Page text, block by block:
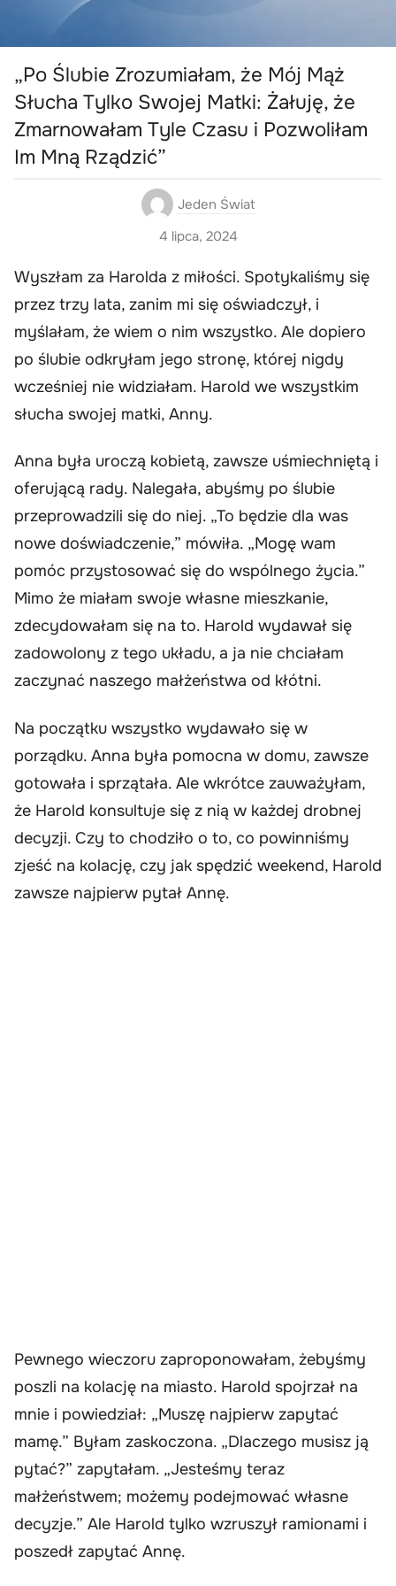
„Po Ślubie Zrozumiałam, że Mój Mąż
Słucha Tylko Swojej Matki: Żałuję, że
Zmarnowałam Tyle Czasu i Pozwoliłam
Im Mną Rządzić”
Jeden Świat
4 lipca, 2024
Wyszłam za Harolda z miłości. Spotykaliśmy się
przez trzy lata, zanim mi się oświadczył, i
myślałam, że wiem o nim wszystko. Ale dopiero
po ślubie odkryłam jego stronę, której nigdy
wcześniej nie widziałam. Harold we wszystkim
słucha swojej matki, Anny.
Anna była uroczą kobietą, zawsze uśmiechniętą i
oferującą rady. Nalegała, abyśmy po ślubie
przeprowadzili się do niej. „To będzie dla was
nowe doświadczenie,” mówiła. „Mogę wam
pomóc przystosować się do wspólnego życia.”
Mimo że miałam swoje własne mieszkanie,
zdecydowałam się na to. Harold wydawał się
zadowolony z tego układu, a ja nie chciałam
zaczynać naszego małżeństwa od kłótni.
Na początku wszystko wydawało się w
porządku. Anna była pomocna w domu, zawsze
gotowała i sprzątała. Ale wkrótce zauważyłam,
że Harold konsultuje się z nią w każdej drobnej
decyzji. Czy to chodziło o to, co powinniśmy
zjeść na kolację, czy jak spędzić weekend, Harold
zawsze najpierw pytał Annę.
Pewnego wieczoru zaproponowałam, żebyśmy
poszli na kolację na miasto. Harold spojrzał na
mnie i powiedział: „Muszę najpierw zapytać
mamę.” Byłam zaskoczona. „Dlaczego musisz ją
pytać?” zapytałam. „Jesteśmy teraz
małżeństwem; możemy podejmować własne
decyzje.” Ale Harold tylko wzruszył ramionami i
poszedł zapytać Annę.